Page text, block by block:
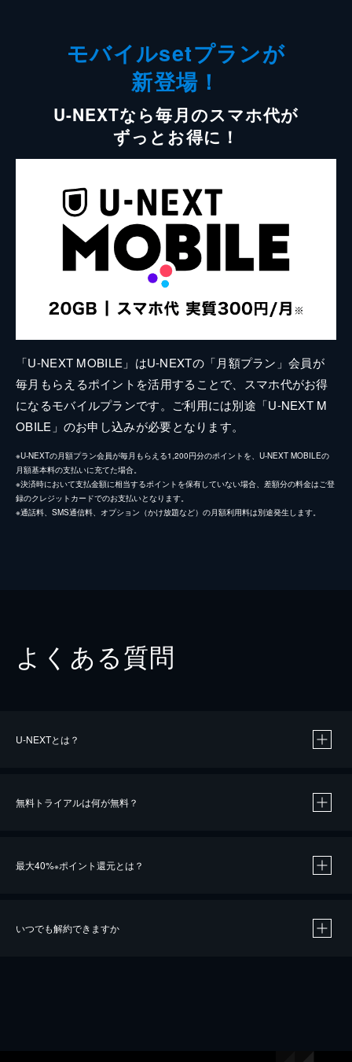
モバイルsetプランが
新登場！
U-NEXTなら毎月のスマホ代が
ずっとお得に！
「U-NEXT MOBILE」はU-NEXTの「月額プラン」会員が
毎月もらえるポイントを活用することで、スマホ代がお得
になるモバイルプランです。ご利用には別途「U-NEXT M
OBILE」のお申し込みが必要となります。
※U-NEXTの月額プラン会員が毎月もらえる1,200円分のポイントを、U-NEXT MOBILEの
月額基本料の支払いに充てた場合。
※決済時において支払金額に相当するポイントを保有していない場合、差額分の料金はご登
録のクレジットカードでのお支払いとなります。
※通話料、SMS通信料、オプション（かけ放題など）の月額利用料は別途発生します。
よくある質問
U-NEXTとは？
無料トライアルは何が無料？
最大40%※ポイント還元とは？
いつでも解約できますか